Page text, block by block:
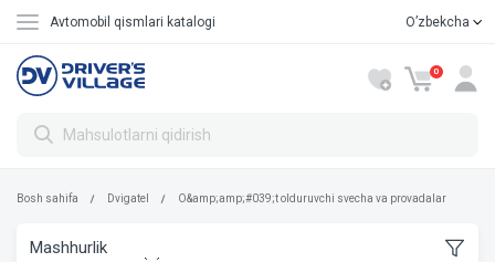
Avtomobil qismlari katalogi Oʼzbekcha
0
Bosh sahifa Dvigatel O&amp;amp;#039;t olduruvchi svecha va provadalar